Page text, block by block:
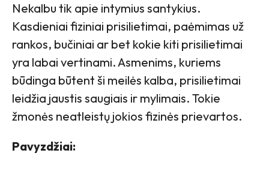
Nekalbu tik apie intymius santykius.
Kasdieniai fiziniai prisilietimai, paėmimas už
rankos, bučiniai ar bet kokie kiti prisilietimai
yra labai vertinami. Asmenims, kuriems
būdinga būtent ši meilės kalba, prisilietimai
leidžia jaustis saugiais ir mylimais. Tokie
žmonės neatleistų jokios fizinės prievartos.
Pavyzdžiai: